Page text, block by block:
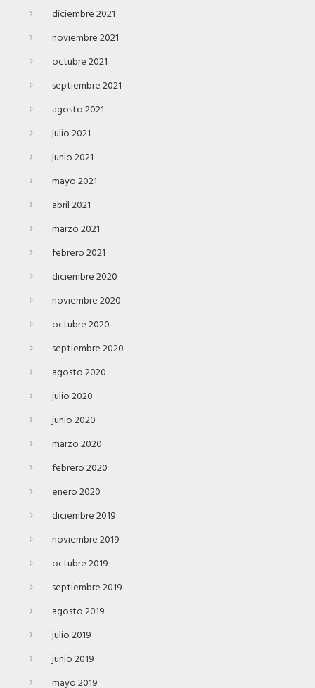
diciembre 2021
noviembre 2021
octubre 2021
septiembre 2021
agosto 2021
julio 2021
junio 2021
mayo 2021
abril 2021
marzo 2021
febrero 2021
diciembre 2020
noviembre 2020
octubre 2020
septiembre 2020
agosto 2020
julio 2020
junio 2020
marzo 2020
febrero 2020
enero 2020
diciembre 2019
noviembre 2019
octubre 2019
septiembre 2019
agosto 2019
julio 2019
junio 2019
mayo 2019